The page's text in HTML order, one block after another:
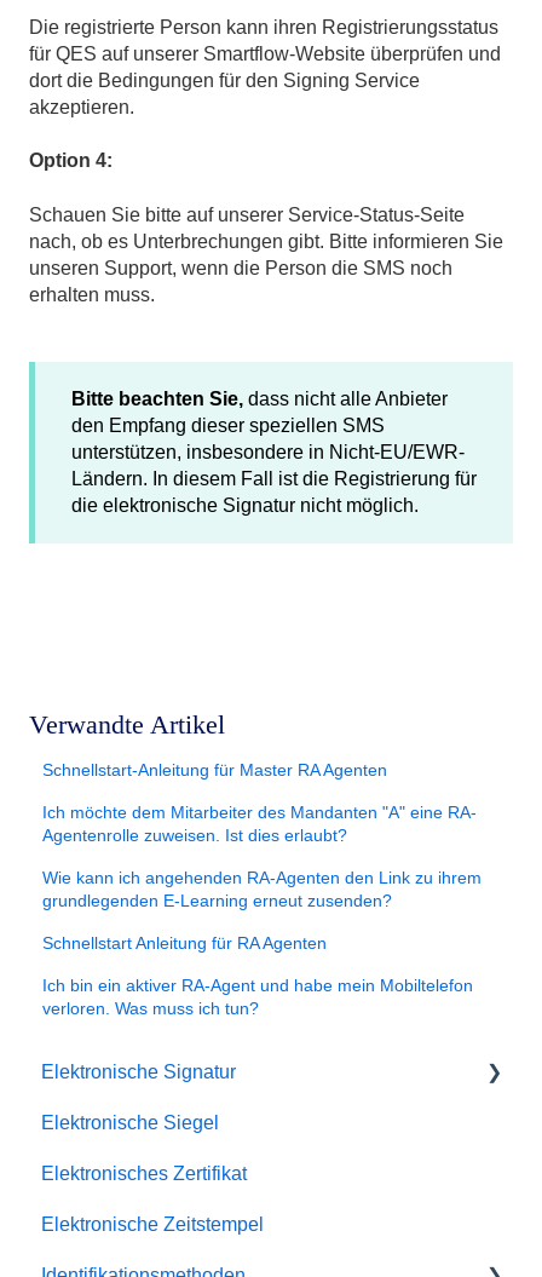
Die registrierte Person kann ihren Registrierungsstatus
für QES auf unserer Smartflow-Website überprüfen und
dort die Bedingungen für den Signing Service
akzeptieren.
Option 4:
Schauen Sie bitte auf unserer Service-Status-Seite
nach, ob es Unterbrechungen gibt. Bitte informieren Sie
unseren Support, wenn die Person die SMS noch
erhalten muss.
Bitte beachten Sie, dass nicht alle Anbieter
den Empfang dieser speziellen SMS
unterstützen, insbesondere in Nicht-EU/EWR-
Ländern. In diesem Fall ist die Registrierung für
die elektronische Signatur nicht möglich.
Verwandte Artikel
Schnellstart-Anleitung für Master RA Agenten
Ich möchte dem Mitarbeiter des Mandanten "A" eine RA-
Agentenrolle zuweisen. Ist dies erlaubt?
Wie kann ich angehenden RA-Agenten den Link zu ihrem
grundlegenden E-Learning erneut zusenden?
Schnellstart Anleitung für RA Agenten
Ich bin ein aktiver RA-Agent und habe mein Mobiltelefon
verloren. Was muss ich tun?
Elektronische Signatur
Fehlerbehebung
Elektronische Siegel
Elektronisches Zertifikat
Elektronische Zeitstempel